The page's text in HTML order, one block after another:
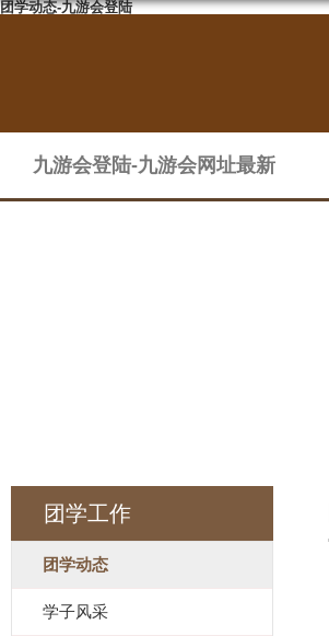
团学动态-九游会登陆
九游会登陆-九游会网址最新
团学工作
团学动态
学子风采